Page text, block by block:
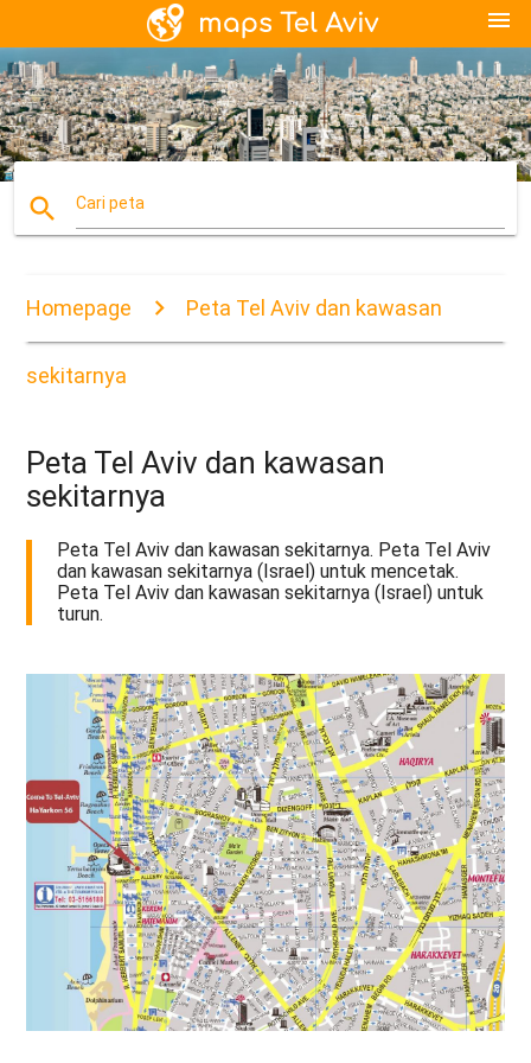
menu
search Cari peta
Homepage Peta Tel Aviv dan kawasan
sekitarnya
Peta Tel Aviv dan kawasan
sekitarnya
Peta Tel Aviv dan kawasan sekitarnya. Peta Tel Aviv
dan kawasan sekitarnya (Israel) untuk mencetak.
Peta Tel Aviv dan kawasan sekitarnya (Israel) untuk
turun.